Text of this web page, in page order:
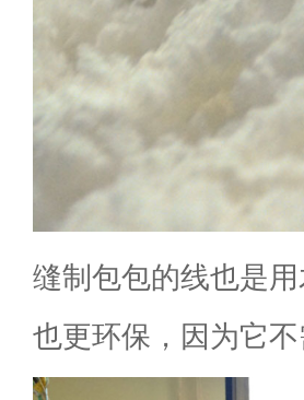
缝制包包的线也是
也更环保，因为它